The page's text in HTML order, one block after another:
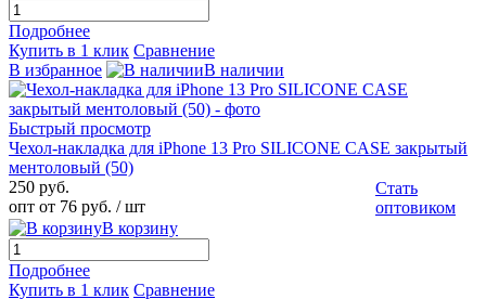
Подробнее
Купить в 1 клик Сравнение
В избранное
В наличии
Быстрый просмотр
Чехол-накладка для iPhone 13 Pro SILICONE CASE закрытый
ментоловый (50)
250 руб.
опт от 76 руб. / шт
Стать
оптовиком
В корзину
Подробнее
Купить в 1 клик Сравнение